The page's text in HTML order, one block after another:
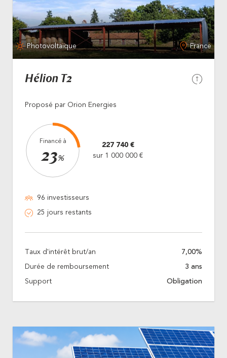
Photovoltaïque France
Hélion T2
Proposé par Orion Energies
Financé à
23%
227 740 €
sur 1 000 000 €
96 investisseurs
25 jours restants
Taux d'intérêt brut/an 7,00%
Durée de remboursement 3 ans
Support Obligation